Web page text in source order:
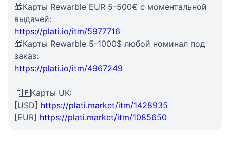
🎁Карты Rewarble EUR 5-500€ с моментальной
выдачей:
https://plati.io/itm/5977716
🎁Карты Rewarble 5-1000$ любой номинал под
заказ:
https://plati.io/itm/4967249
🇬🇧Карты UK:
[USD] https://plati.market/itm/1428935
[EUR] https://plati.market/itm/1085650